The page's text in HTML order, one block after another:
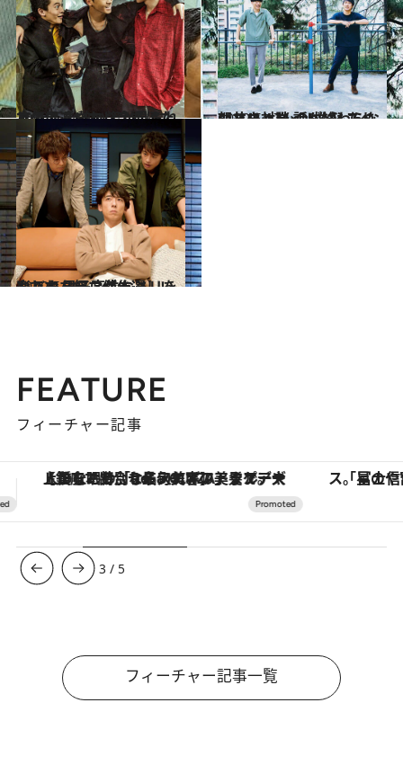
2020.5.24
本気でぶつかり合うふたりの男達 熱い姿が見られるのはブロマンスだけ
カルチャー 2020.5.17
朝井リョウ×DJ松永 スペシャル対談 話が終わらないソウルメイトなふたり
カルチャー
2020.5.26
おバカな奴らがまぶしいんです 男子高生なノリを楽しむドラマ傑作選
カルチャー
FEATURE
フィーチャー記事
「星のや富士」でデジタルデトックス。冨士信仰の歴史を辿り、心身を調える。
3 / 5
フィーチャー記事一覧